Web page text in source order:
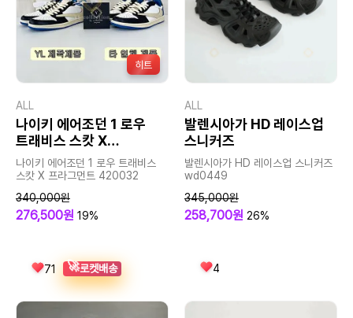
히트
ALL
나이키 에어조던 1 로우
트래비스 스캇 X
프라그먼트
나이키 에어조던 1 로우 트래비스
스캇 X 프라그먼트 420032
340,000원
276,500원 19%
71 🚀로켓배송
ALL
발렌시아가 HD 레이스업
스니커즈
발렌시아가 HD 레이스업 스니커즈
wd0449
345,000원
258,700원 26%
4